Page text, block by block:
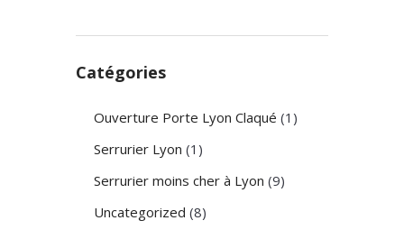
Catégories
Ouverture Porte Lyon Claqué (1)
Serrurier Lyon (1)
Serrurier moins cher à Lyon (9)
Uncategorized (8)